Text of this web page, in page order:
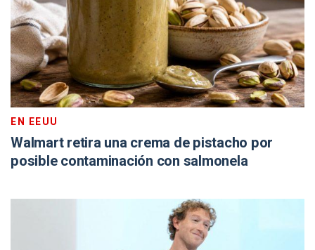
EN EEUU
Walmart retira una crema de pistacho por
posible contaminación con salmonela